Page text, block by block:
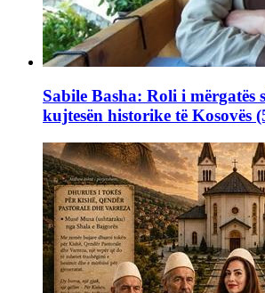
Sabile Basha: Roli i mërgatës
kujtesën historike të Kosovës